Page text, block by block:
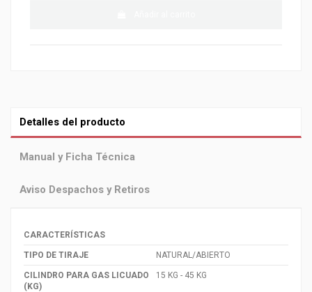
Detalles del producto
Manual y Ficha Técnica
Aviso Despachos y Retiros
CARACTERÍSTICAS
TIPO DE TIRAJE NATURAL/ABIERTO
CILINDRO PARA GAS LICUADO
(KG)
15 KG - 45 KG